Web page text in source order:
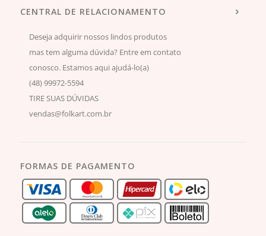
CENTRAL DE RELACIONAMENTO
Deseja adquirir nossos lindos produtos
mas tem alguma dúvida? Entre em contato
conosco. Estamos aqui ajudá-lo(a)
(48) 99972-5594
TIRE SUAS DÚVIDAS
vendas@folkart.com.br
FORMAS DE PAGAMENTO